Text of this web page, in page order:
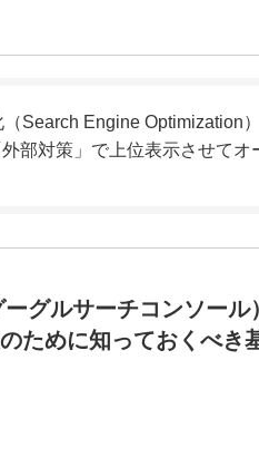
Search Engine Optimization
部対策」で上位表示させて
グルサーチコンソール
ために知っておくべき